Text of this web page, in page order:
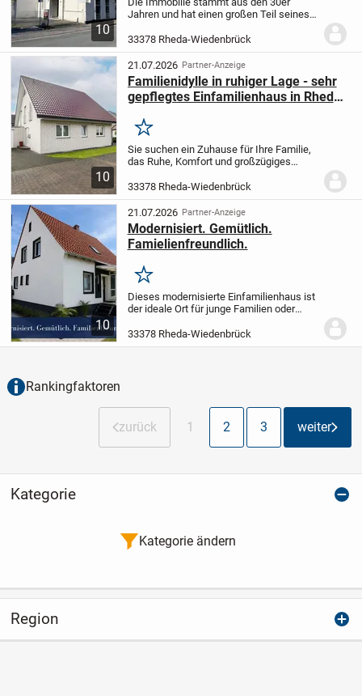
10
Jahren und hat einen großen Teil seines
der ansprechenden
Treppenhausgestaltung mit dem
Holzgeländer und den
Wohnungseingangsb...
33378 Rheda-Wiedenbrück
10
21.07.2026 Partner-Anzeige
Familienidylle in ruhiger Lage - sehr
gepflegtes Einfamilienhaus in Rheda-
Merken
Sie suchen ein Zuhause für Ihre Familie,
das Ruhe, Komfort und großzügiges
könnte diese gepflegte Immobilie in
verkehrsberuhigter Lage genau das
Richtige für Sie...
33378 Rheda-Wiedenbrück
10
21.07.2026 Partner-Anzeige
Modernisiert. Gemütlich.
Famielienfreundlich.
Merken
Dieses modernisierte Einfamilienhaus ist
der ideale Ort für junge Familien oder
in dem Kinder groß werden, gemeinsame
Abende im Wohnbereich auf circa 143
33378 Rheda-Wiedenbrück
Rankingfaktoren
zurück 1 2 3 weiter
Kategorie
Kategorie ändern
Region